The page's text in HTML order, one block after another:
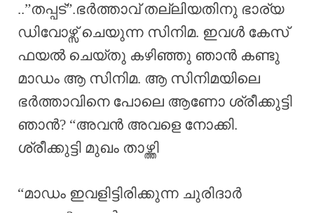
..”തപ്പട്”.ഭർത്താവ് തല്ലിയതിനു ഭാര്യ
ഡിവോഴ്സ് ചെയുന്ന സിനിമ. ഇവൾ കേസ്
ഫയൽ ചെയ്തു കഴിഞ്ഞു ഞാൻ കണ്ടു
മാഡം ആ സിനിമ. ആ സിനിമയിലെ
ഭർത്താവിനെ പോലെ ആണോ ശ്രീക്കുട്ടി
ഞാൻ? “അവൻ അവളെ നോക്കി.
ശ്രീക്കുട്ടി മുഖം താഴ്ത്തി
“മാഡം ഇവളിട്ടിരിക്കുന്ന ചുരിദാർ